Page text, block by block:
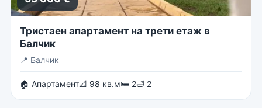
Тристаен апартамент на трети етаж в
Балчик
📍 Балчик
🏠 Апартамент📐 98 кв.м🛏 2🛁 2